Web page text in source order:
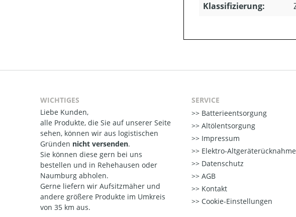
Klassifizierung:
WICHTIGES
Liebe Kunden,
alle Produkte, die Sie auf unserer Seite
sehen, können wir aus logistischen
Gründen nicht versenden.
Sie können diese gern bei uns
bestellen und in Rehehausen oder
Naumburg abholen.
Gerne liefern wir Aufsitzmäher und
andere größere Produkte im Umkreis
von 35 km aus.
SERVICE
Batterieentsorgung
Altölentsorgung
Impressum
Elektro-Altgeräterücknahme
Datenschutz
AGB
Kontakt
Cookie-Einstellungen